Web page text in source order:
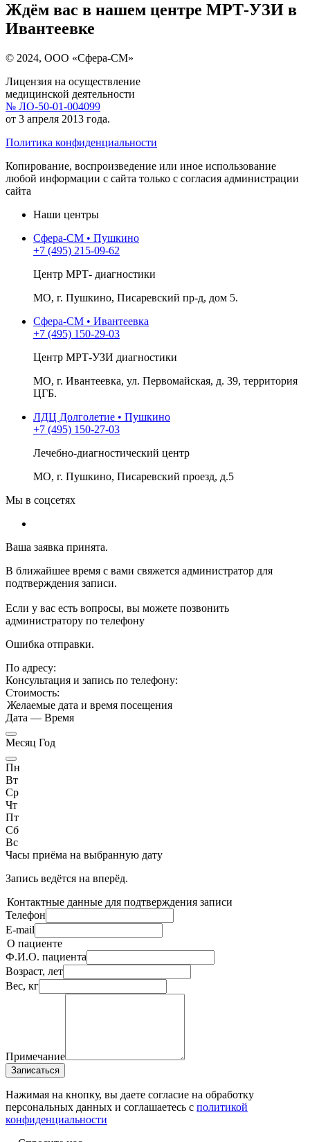
Ждём вас в нашем центре МРТ-УЗИ в
Ивантеевке
© 2024, ООО «Сфера-СМ»
Лицензия на осуществление
медицинской деятельности
№ ЛО-50-01-004099
от 3 апреля 2013 года.
Политика конфиденциальности
Копирование, воспроизведение или иное использование
любой информации с сайта только с согласия администрации
сайта
Наши центры
Сфера-СМ • Пушкино
+7 (495) 215-09-62
Центр МРТ- диагностики
МО, г. Пушкино, Писаревский пр-д, дом 5.
Сфера-СМ • Ивантеевка
+7 (495) 150-29-03
Центр МРТ-УЗИ диагностики
МО, г. Ивантеевка, ул. Первомайская, д. 39, территория
ЦГБ.
ЛДЦ Долголетие • Пушкино
+7 (495) 150-27-03
Лечебно-диагностический центр
МО, г. Пушкино, Писаревский проезд, д.5
Мы в соцсетях
Ваша заявка принята.
В ближайшее время с вами свяжется администратор для
подтверждения записи.
Если у вас есть вопросы, вы можете позвонить
администратору по телефону
Ошибка отправки.
По адресу:
Консультация и запись по телефону:
Стоимость:
Желаемые дата и время посещения
Дата — Время
Месяц Год
Пн
Вт
Ср
Чт
Пт
Сб
Вс
Часы приёма на выбранную дату
Запись ведётся на вперёд.
Контактные данные для подтверждения записи
Телефон
E-mail
О пациенте
Ф.И.О. пациента
Возраст, лет
Вес, кг
Примечание
Записаться
Нажимая на кнопку, вы даете согласие на обработку
персональных данных и соглашаетесь c политикой
конфиденциальности